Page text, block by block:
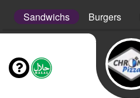
Sandwichs Burgers